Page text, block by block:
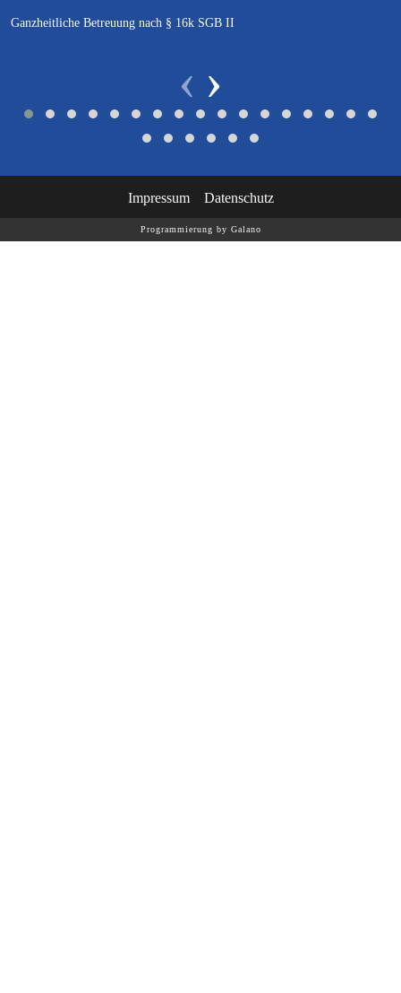
Ganzheitliche Betreuung nach § 16k SGB II
‹ ›
Impressum Datenschutz
Programmierung by Galano